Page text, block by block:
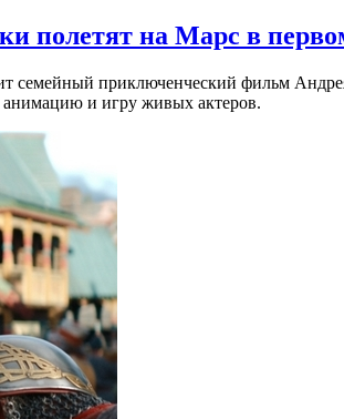
полетят на Марс в
семейный приключенческий фильм
и игру живых актеров.